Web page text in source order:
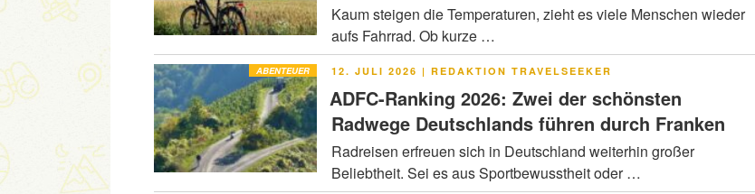
Kaum steigen die Temperaturen, zieht es viele Menschen wieder
aufs Fahrrad. Ob kurze …
ABENTEUER
VERÖFFENTLICHT
12. JULI 2026 | REDAKTION TRAVELSEEKER
ADFC-Ranking 2026: Zwei der schönsten
Radwege Deutschlands führen durch Franken
Radreisen erfreuen sich in Deutschland weiterhin großer
Beliebtheit. Sei es aus Sportbewusstheit oder …